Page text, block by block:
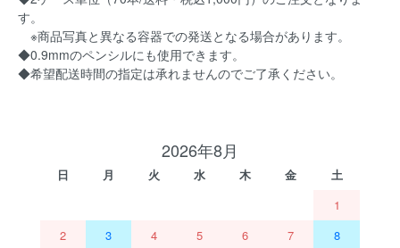
す。
※商品写真と異なる容器での発送となる場合があります。
◆0.9mmのペンシルにも使用できます。
◆希望配送時間の指定は承れませんのでご了承ください。
2026年8月
日 月 火 水 木 金
土
1
2
3 4 5 6 7
8